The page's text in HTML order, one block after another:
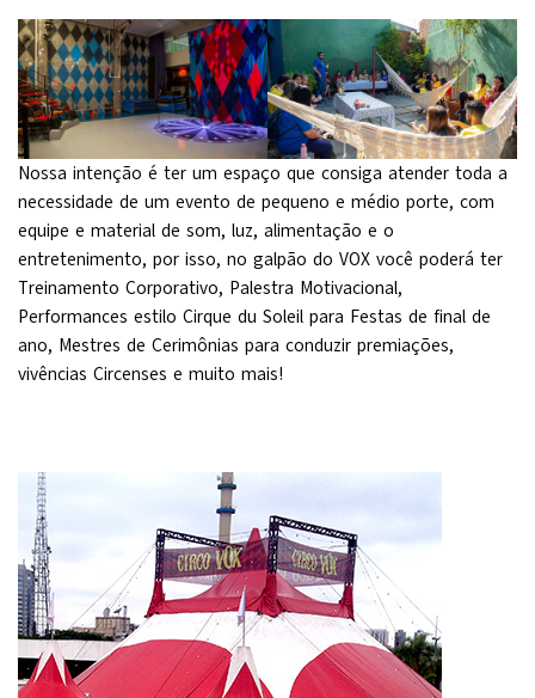
Nossa intenção é ter um espaço que consiga atender toda a
necessidade de um evento de pequeno e médio porte, com
equipe e material de som, luz, alimentação e o
entretenimento, por isso, no galpão do VOX você poderá ter
Treinamento Corporativo, Palestra Motivacional,
Performances estilo Cirque du Soleil para Festas de final de
ano, Mestres de Cerimônias para conduzir premiações,
vivências Circenses e muito mais!